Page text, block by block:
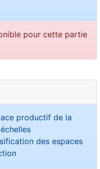
pour cette partie
productif de la
des espaces